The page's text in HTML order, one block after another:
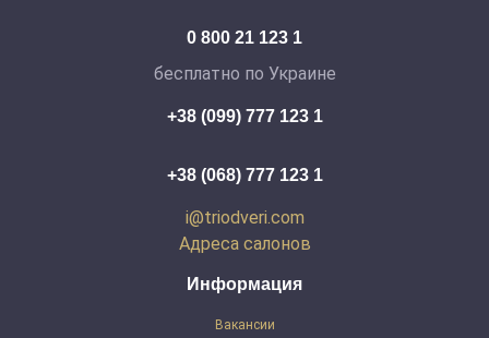
Информация
Вакансии
0 800 21 123 1
бесплатно по Украине
+38 (099) 777 123 1
+38 (068) 777 123 1
i@triodveri.com
Адреса салонов